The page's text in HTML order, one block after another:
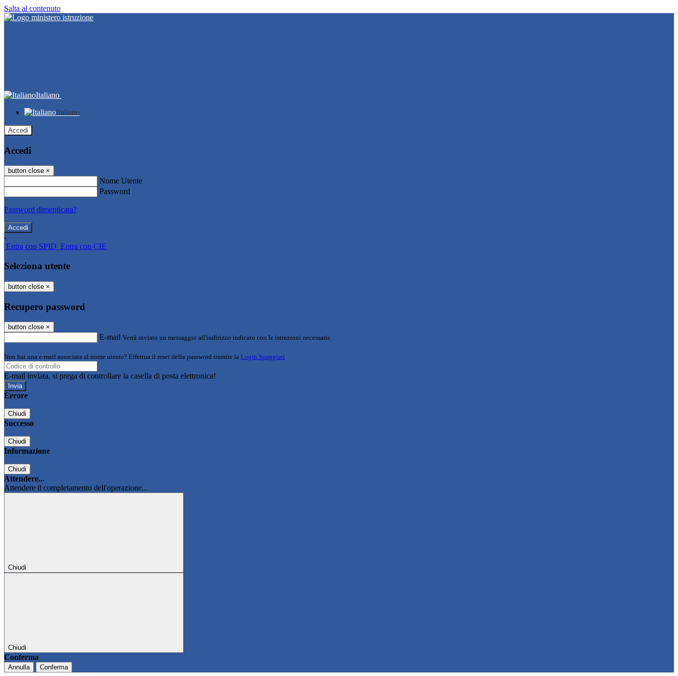
Salta al contenuto
Italiano
Italiano
Accedi
Accedi
button close ×
Nome Utente
Password
Password dimenticata?
-
Entra con SPID Entra con CIE
Seleziona utente
button close ×
Recupero password
button close ×
E-mail Verrà inviato un messaggio all'indirizzo indicato con le istruzioni necessarie.
Non hai una e-mail associata al nome utente? Effettua il reset della password tramite la Login Spaggiari
E-mail inviata, si prega di controllare la casella di posta elettronica!
Errore
Chiudi
Successo
Chiudi
Informazione
Chiudi
Attendere...
Attendere il completamento dell'operazione...
Chiudi
Chiudi
Conferma
Annulla Conferma